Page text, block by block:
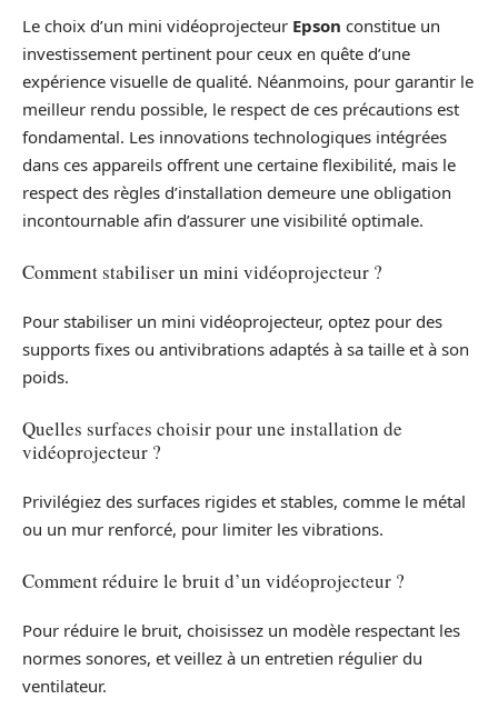
Le choix d’un mini vidéoprojecteur Epson constitue un
investissement pertinent pour ceux en quête d’une
expérience visuelle de qualité. Néanmoins, pour garantir le
meilleur rendu possible, le respect de ces précautions est
fondamental. Les innovations technologiques intégrées
dans ces appareils offrent une certaine flexibilité, mais le
respect des règles d’installation demeure une obligation
incontournable afin d’assurer une visibilité optimale.
Comment stabiliser un mini vidéoprojecteur ?
Pour stabiliser un mini vidéoprojecteur, optez pour des
supports fixes ou antivibrations adaptés à sa taille et à son
poids.
Quelles surfaces choisir pour une installation de
vidéoprojecteur ?
Privilégiez des surfaces rigides et stables, comme le métal
ou un mur renforcé, pour limiter les vibrations.
Comment réduire le bruit d’un vidéoprojecteur ?
Pour réduire le bruit, choisissez un modèle respectant les
normes sonores, et veillez à un entretien régulier du
ventilateur.